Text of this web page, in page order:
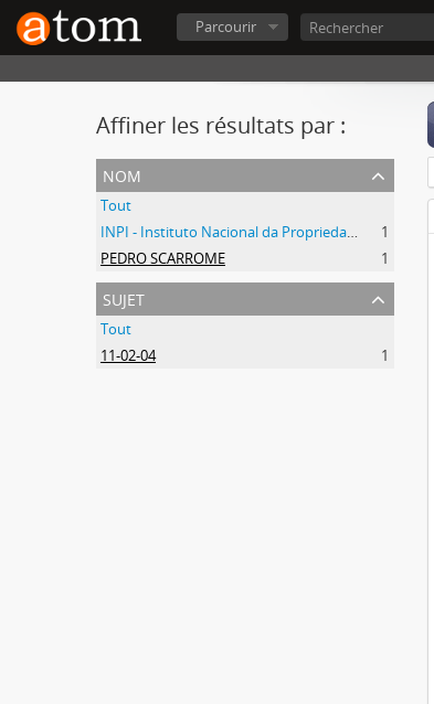
Parcourir
Affiner les résultats par :
nom
Tout
INPI - Instituto Nacional da Propriedade Industrial
1
PEDRO SCARROME
1
sujet
Tout
11-02-04
1